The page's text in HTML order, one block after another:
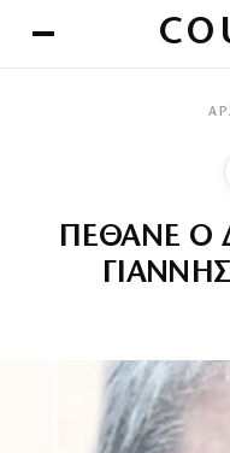
ΠΕΘΑΝΕ Ο